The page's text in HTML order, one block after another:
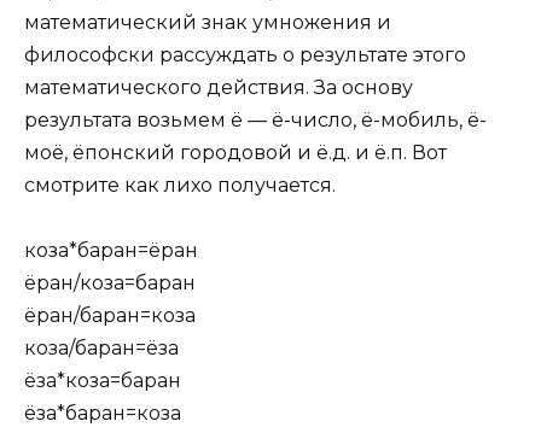
математический знак умножения и
философски рассуждать о результате этого
математического действия. За основу
результата возьмем ё — ё-число, ё-мобиль, ё-
моё, ёпонский городовой и ё.д. и ё.п. Вот
смотрите как лихо получается.
коза*баран=ёран
ёран/коза=баран
ёран/баран=коза
коза/баран=ёза
ёза*коза=баран
ёза*баран=коза